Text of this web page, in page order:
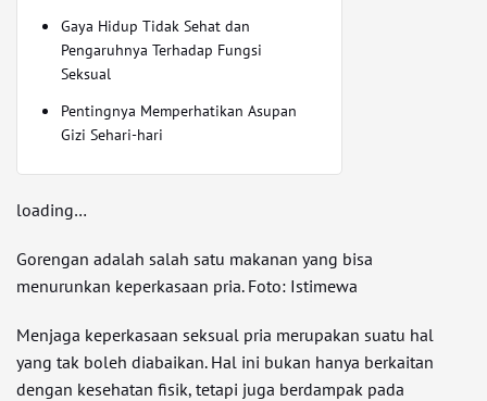
Gaya Hidup Tidak Sehat dan
Pengaruhnya Terhadap Fungsi
Seksual
Pentingnya Memperhatikan Asupan
Gizi Sehari-hari
loading…
Gorengan adalah salah satu makanan yang bisa
menurunkan keperkasaan pria. Foto: Istimewa
Menjaga keperkasaan seksual pria merupakan suatu hal
yang tak boleh diabaikan. Hal ini bukan hanya berkaitan
dengan kesehatan fisik, tetapi juga berdampak pada